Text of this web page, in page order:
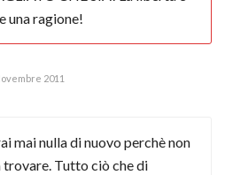
una ragione!
2011
mai nulla di nuovo perchè non
trovare. Tutto ciò che di